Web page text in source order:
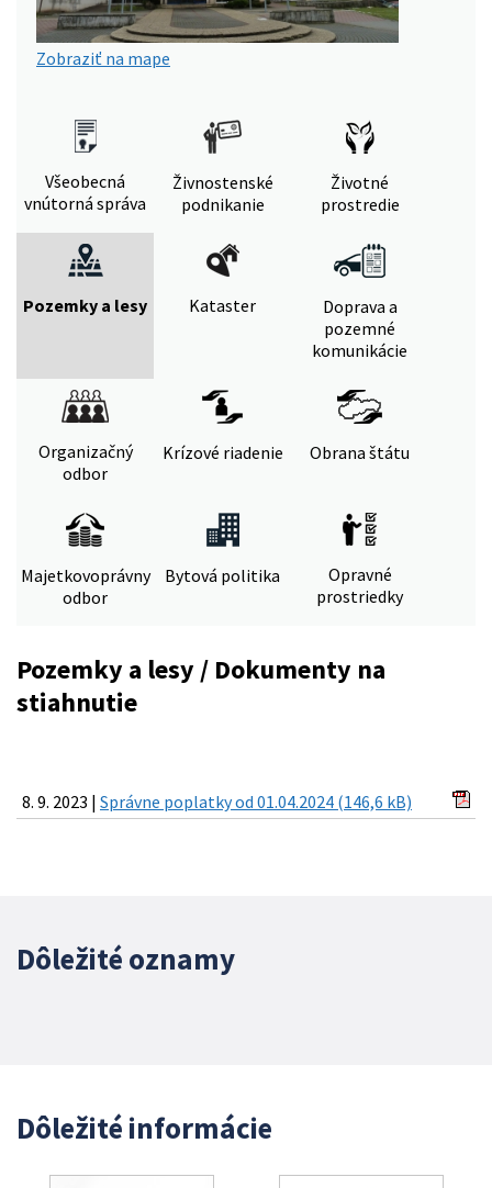
Zobraziť na mape
Všeobecná
vnútorná správa
Živnostenské
podnikanie
Životné
prostredie
Pozemky a lesy Kataster
Doprava a
pozemné
komunikácie
Organizačný
odbor
Krízové riadenie Obrana štátu
Majetkovoprávny
odbor
Bytová politika
Opravné
prostriedky
Pozemky a lesy / Dokumenty na
stiahnutie
8. 9. 2023 | Správne poplatky od 01.04.2024 (146,6 kB)
Dôležité oznamy
Dôležité informácie